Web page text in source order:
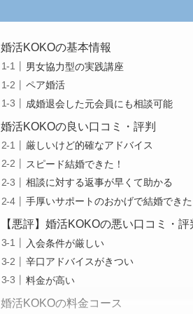
婚活KOKOの基本情報
男女協力型の実践講座
ペア婚活
成婚退会した元会員にも相談可能
婚活KOKOの良い口コミ・評判
厳しいけど的確なアドバイス
スピード結婚できた！
相談に対する返事が早くて助かる
手厚いサポートのおかげで結婚できた
【悪評】婚活KOKOの悪い口コミ・評
入会条件が厳しい
辛口アドバイスがきつい
料金が高い
婚活KOKOの料金コース